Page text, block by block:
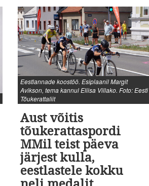
Eestlannade koostöö. Esiplaanil Margit
Avikson, tema kannul Eliisa Villako. Foto: Eesti
Tõukerattaliit
Aust võitis
tõukerattaspordi
MMil teist päeva
järjest kulla,
eestlastele kokku